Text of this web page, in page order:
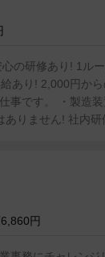
の研修あり! 1ル
あり! 2,000円か
事です。 ・製造
りません! 社内研
円